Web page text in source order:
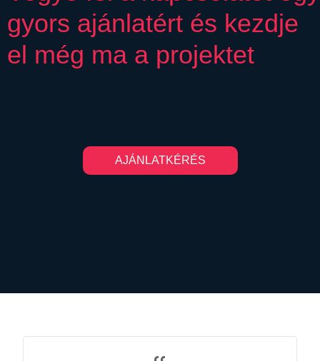
gyors ajánlatért és kezdje
el még ma a projektet
AJÁNLATKÉRÉS